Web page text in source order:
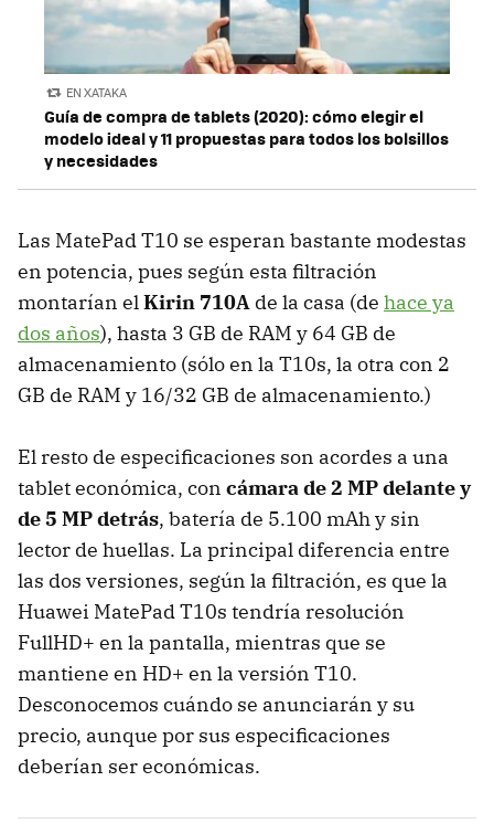
EN XATAKA
Guía de compra de tablets (2020): cómo elegir el
modelo ideal y 11 propuestas para todos los bolsillos
y necesidades
Las MatePad T10 se esperan bastante modestas
en potencia, pues según esta filtración
montarían elKirin 710A de la casa (de hace ya
dos años), hasta 3 GB de RAM y 64 GB de
almacenamiento (sólo en la T10s, la otra con 2
GB de RAM y 16/32 GB de almacenamiento.)
El resto de especificaciones son acordes a una
tablet económica, con cámara de 2 MP delante y
de 5 MP detrás, batería de 5.100 mAh y sin
lector de huellas. La principal diferencia entre
las dos versiones, según la filtración, es que la
Huawei MatePad T10s tendría resolución
FullHD+ en la pantalla, mientras que se
mantiene en HD+ en la versión T10.
Desconocemos cuándo se anunciarán y su
precio, aunque por sus especificaciones
deberían ser económicas.